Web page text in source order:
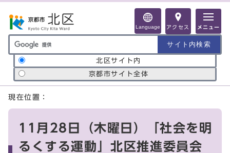
Language アクセス メニュー
サイト内検索の範囲
北区サイト内
京都市サイト全体
ここから本文です
現在位置：
11月28日（木曜日）「社会を明
るくする運動」北区推進委員会